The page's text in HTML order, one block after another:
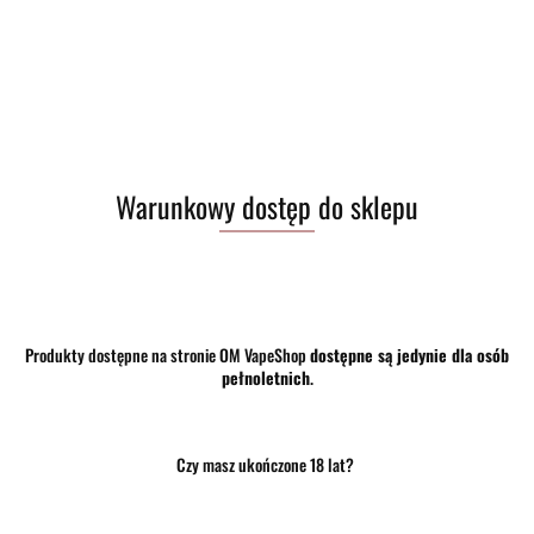
Warunkowy dostęp do sklepu
Produkty dostępne na stronie OM VapeShopdostępne są jedynie dla osób
pełnoletnich.
Czy masz ukończone 18 lat?